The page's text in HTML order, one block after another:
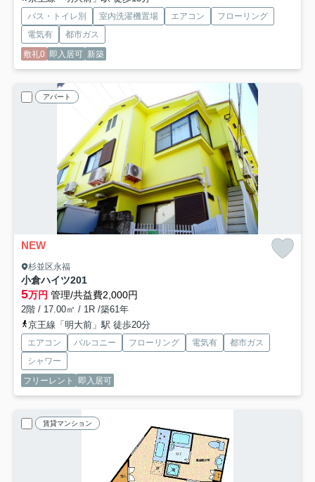
バス・トイレ別 室内洗濯機置場 エアコン
フローリング
電気有
都市ガス
敷礼0 即入居可 新築
アパート
NEW
杉並区永福
小倉ハイツ201
5万円 管理/共益費2,000円
2階 / 17.00㎡ / 1R /築61年
京王線「明大前」駅 徒歩20分
エアコン バルコニー フローリング 電気有
都市ガス
シャワー
フリーレント
即入居可
賃貸マンション